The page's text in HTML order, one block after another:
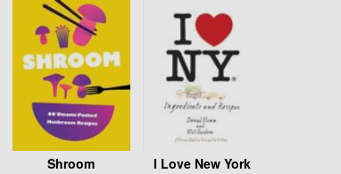
Shroom I Love New York